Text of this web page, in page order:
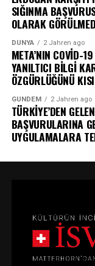
SIĞINMA
OLARAK
DÜNYA 2 Jahren ago
META’NIN COVİD-
YANILTICI BİLGİ
ÖZGÜRLÜĞÜNÜ
GÜNDEM 2 Jahren ago
TÜRKİYE’DEN
BAŞVURULARINA
UYGULAMALARA